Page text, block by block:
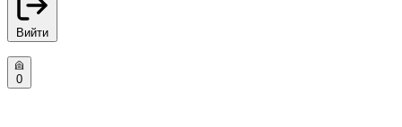
Вийти
0